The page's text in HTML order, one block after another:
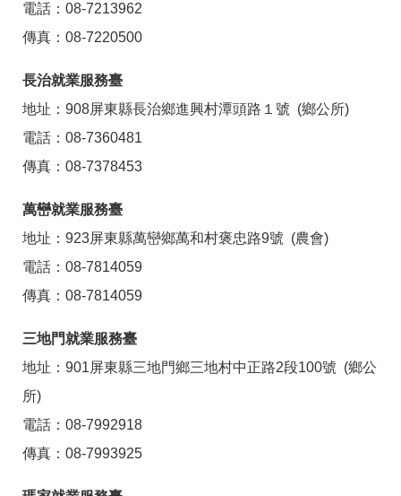
電話：08-7213962
傳真：08-7220500
長治就業服務臺
地址：908屏東縣長治鄉進興村潭頭路１號 (鄉公所)
電話：08-7360481
傳真：08-7378453
萬巒就業服務臺
地址：923屏東縣萬巒鄉萬和村褒忠路9號 (農會)
電話：08-7814059
傳真：08-7814059
三地門就業服務臺
地址：901屏東縣三地門鄉三地村中正路2段100號 (鄉公
所)
電話：08-7992918
傳真：08-7993925